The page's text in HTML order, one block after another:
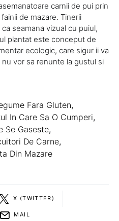
carnii de pui prin
de mazare. Tinerii
seamana vizual cu puiul,
plantat este conceput de
ecologic, care sigur ii va
vor sa renunte la gustul si
Fara Gluten,
In Care Sa O Cumperi,
Se Gaseste,
De Carne,
Din Mazare
X (TWITTER)
MAIL